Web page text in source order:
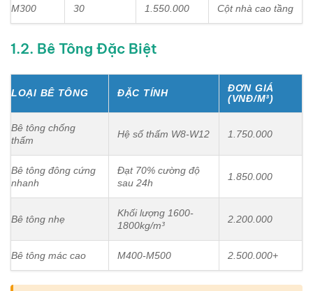
M300 30 1.550.000 Cột nhà cao tầng
1.2. Bê Tông Đặc Biệt
LOẠI BÊ TÔNG ĐẶC TÍNH
ĐƠN GIÁ
(VNĐ/M³)
Bê tông chống
thấm
Hệ số thấm W8-W12 1.750.000
Bê tông đông cứng
nhanh
Đạt 70% cường độ
sau 24h
1.850.000
Bê tông nhẹ
Khối lượng 1600-
1800kg/m³
2.200.000
Bê tông mác cao M400-M500 2.500.000+